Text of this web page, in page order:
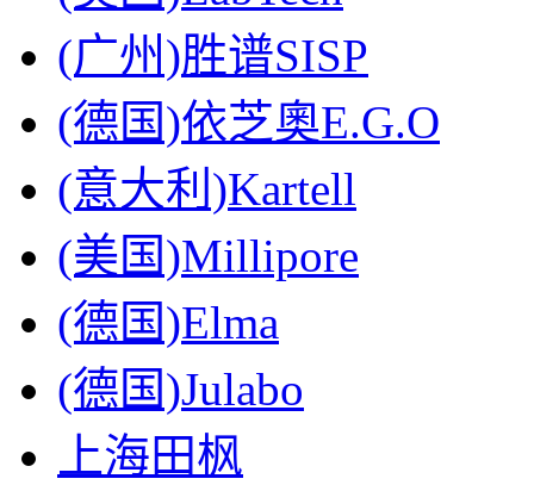
(广州)胜谱SISP
(德国)依芝奧E.G.O
(意大利)Kartell
(美国)Millipore
(德国)Elma
(德国)Julabo
上海田枫